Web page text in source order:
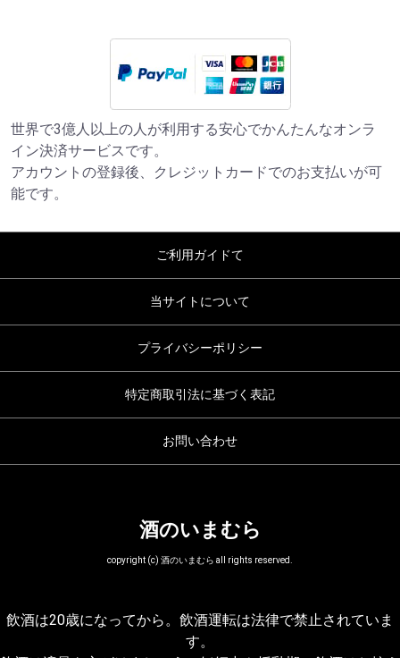
世界で3億人以上の人が利用する安心でかんたんなオンラ
イン決済サービスです。
アカウントの登録後、クレジットカードでのお支払いが可
能です。
ご利用ガイドて
当サイトについて
プライバシーポリシー
特定商取引法に基づく表記
お問い合わせ
酒のいまむら
copyright (c) 酒のいまむら all rights reserved.
飲酒は20歳になってから。飲酒運転は法律で禁止されていま
す。